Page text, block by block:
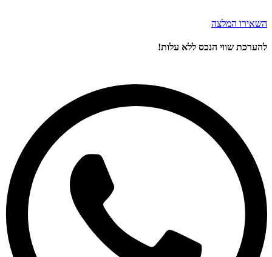
השאירו המלצה
להערכת שווי הנכס ללא עלות!